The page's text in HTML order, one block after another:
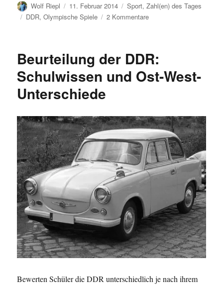
Autor
Wolf Riepl
Veröffentlicht
am
11. Februar 2014 Kategorien
Sport,Zahl(en) des Tages
Schlagwörter
DDR,Olympische Spiele 2 Kommentarezu
Beurteilung der DDR:
Schulwissen und Ost-West-
Unterschiede
Bewerten Schüler die DDR unterschiedlich je nach ihrem